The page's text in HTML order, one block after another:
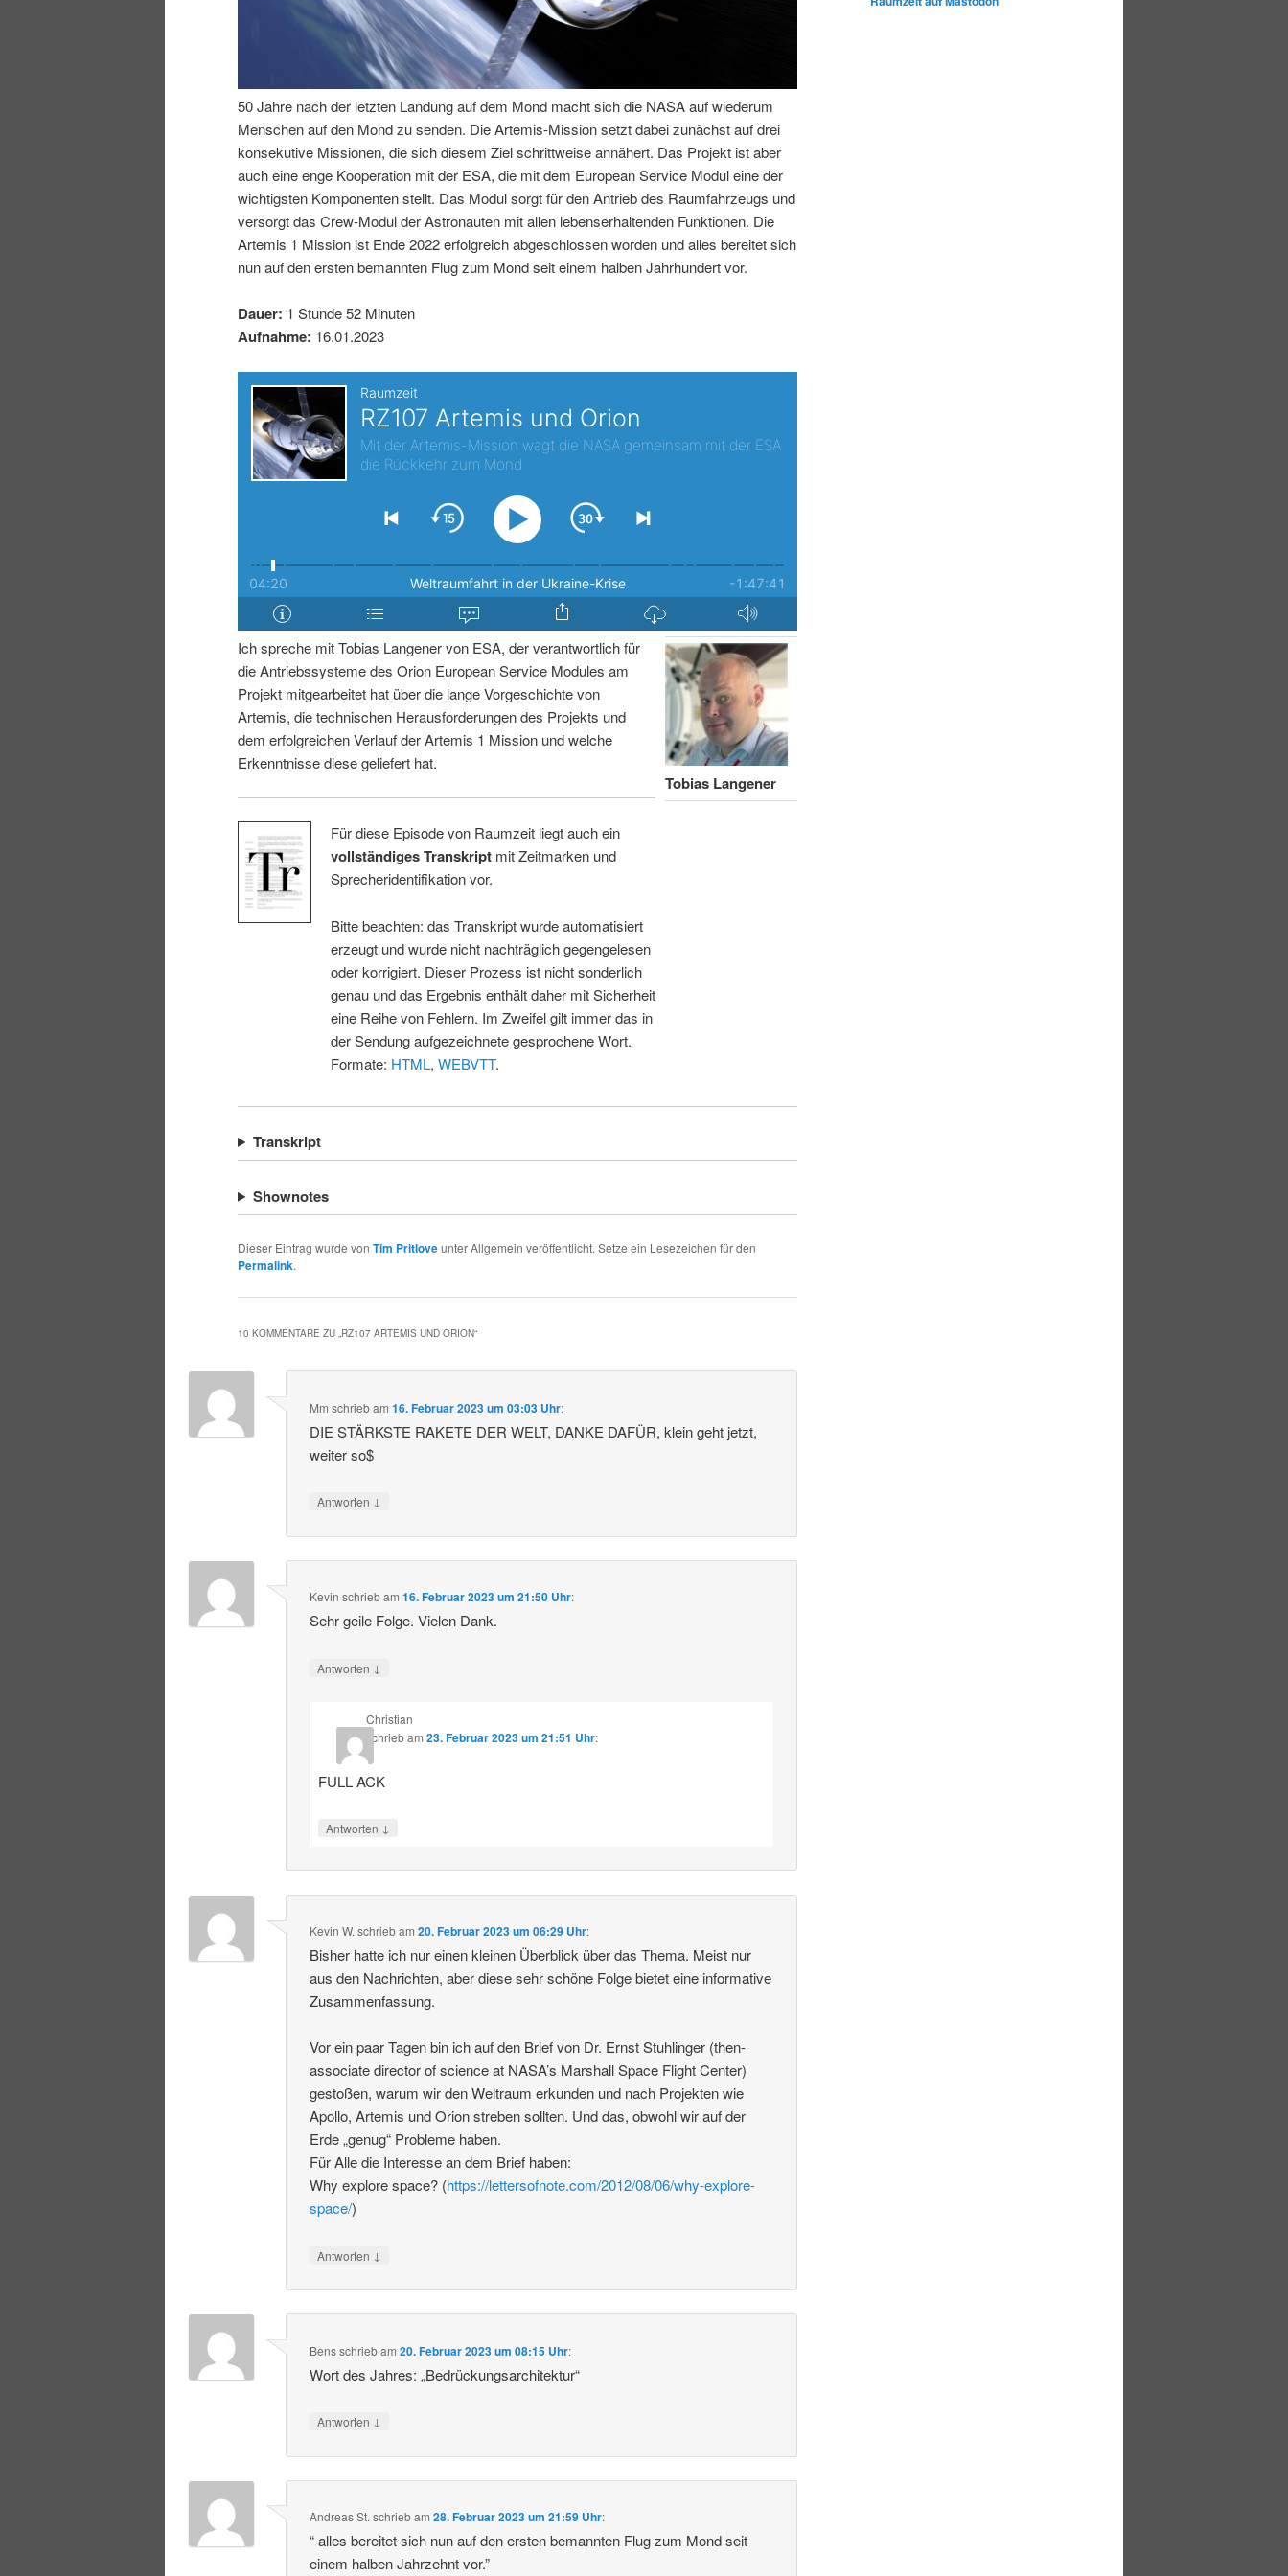
a
l
t
s
r
i
e
n
n
h
a
l
s
p
n
g
50 Jahre nach der letzten Landung auf dem Mond macht sich die NASA auf wiederum
Menschen auf den Mond zu senden. Die Artemis-Mission setzt dabei zunächst auf drei
konsekutive Missionen, die sich diesem Ziel schrittweise annähert. Das Projekt ist aber
auch eine enge Kooperation mit der ESA, die mit dem European Service Modul eine der
wichtigsten Komponenten stellt. Das Modul sorgt für den Antrieb des Raumfahrzeugs und
versorgt das Crew-Modul der Astronauten mit allen lebenserhaltenden Funktionen. Die
Artemis 1 Mission ist Ende 2022 erfolgreich abgeschlossen worden und alles bereitet sich
nun auf den ersten bemannten Flug zum Mond seit einem halben Jahrhundert vor.
Dauer: 1 Stunde 52 Minuten
Aufnahme: 16.01.2023
Tobias Langener
Ich spreche mit Tobias Langener von ESA, der verantwortlich für
die Antriebssysteme des Orion European Service Modules am
Projekt mitgearbeitet hat über die lange Vorgeschichte von
Artemis, die technischen Herausforderungen des Projekts und
dem erfolgreichen Verlauf der Artemis 1 Mission und welche
Erkenntnisse diese geliefert hat.
Für diese Episode von Raumzeit liegt auch ein
vollständiges Transkriptmit Zeitmarken und
Sprecheridentifikation vor.
Bitte beachten: das Transkript wurde automatisiert
erzeugt und wurde nicht nachträglich gegengelesen
oder korrigiert. Dieser Prozess ist nicht sonderlich
genau und das Ergebnis enthält daher mit Sicherheit
eine Reihe von Fehlern. Im Zweifel gilt immer das in
der Sendung aufgezeichnete gesprochene Wort.
Formate: HTML, WEBVTT.
Transkript
Shownotes
Dieser Eintrag wurde von Tim Pritloveunter Allgemein veröffentlicht. Setze ein Lesezeichen für den
Permalink.
10 KOMMENTARE ZU „RZ107 ARTEMIS UND ORION“
Mm schriebam16. Februar 2023 um 03:03 Uhr:
DIE STÄRKSTE RAKETE DER WELT, DANKE DAFÜR, klein geht jetzt,
weiter so$
Antworten ↓
Kevin schriebam16. Februar 2023 um 21:50 Uhr:
Sehr geile Folge. Vielen Dank.
Antworten ↓
Christian
schriebam 23. Februar 2023 um 21:51 Uhr:
FULL ACK
Antworten ↓
Kevin W. schriebam20. Februar 2023 um 06:29 Uhr:
Bisher hatte ich nur einen kleinen Überblick über das Thema. Meist nur
aus den Nachrichten, aber diese sehr schöne Folge bietet eine informative
Zusammenfassung.
Vor ein paar Tagen bin ich auf den Brief von Dr. Ernst Stuhlinger (then-
associate director of science at NASA’s Marshall Space Flight Center)
gestoßen, warum wir den Weltraum erkunden und nach Projekten wie
Apollo, Artemis und Orion streben sollten. Und das, obwohl wir auf der
Erde „genug“ Probleme haben.
Für Alle die Interesse an dem Brief haben:
Why explore space? (https://lettersofnote.com/2012/08/06/why-explore-
space/)
Antworten ↓
Bensschriebam20. Februar 2023 um 08:15 Uhr:
Wort des Jahres: „Bedrückungsarchitektur“
Antworten ↓
Andreas St. schriebam28. Februar 2023 um 21:59 Uhr:
“ alles bereitet sich nun auf den ersten bemannten Flug zum Mond seit
einem halben Jahrzehnt vor.”